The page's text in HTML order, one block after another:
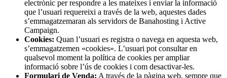
electrònic per respondre a les mateixes i enviar la informació
que l’usuari requereixi a través de la web, aquestes dades
s’emmagatzemaran als servidors de Banahosting i Active
Campaign.
Cookies: Quan l’usuari es registra o navega en aquesta web,
s’emmagatzemen «cookies». L’usuari pot consultar en
qualsevol moment la política de cookies per ampliar
informació sobre l’ús de cookies i com desactivar-les.
Formulari de Venda: A través de la pàgina web, sempre que